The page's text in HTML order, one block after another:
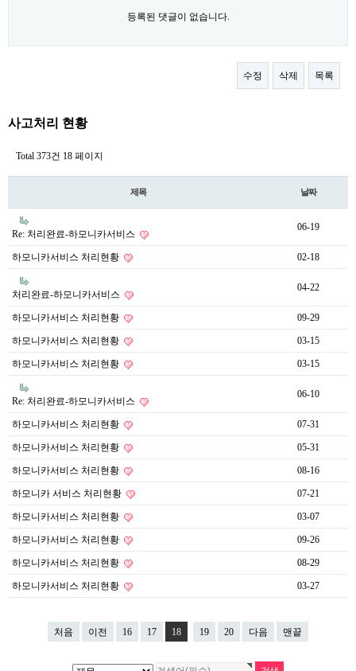
등록된 댓글이 없습니다.
수정 삭제 목록
사고처리 현황
Total 373건 18 페이지
제목 날짜
Re: 처리완료-하모니카서비스
06-19
하모니카서비스 처리현황 02-18
처리완료-하모니카서비스
04-22
하모니카서비스 처리현황 09-29
하모니카서비스 처리현황 03-15
하모니카서비스 처리현황 03-15
Re: 처리완료-하모니카서비스
06-10
하모니카서비스 처리현황 07-31
하모니카서비스 처리현황 05-31
하모니카서비스 처리현황 08-16
하모니카 서비스 처리현황 07-21
하모니카서비스 처리현황 03-07
하모니카서비스 처리현황 09-26
하모니카서비스 처리현황 08-29
하모니카서비스 처리현황 03-27
처음 이전 16 17 18 19 20 다음 맨끝